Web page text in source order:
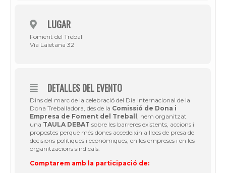
LUGAR
Foment del Treball
Via Laietana 32
DETALLES DEL EVENTO
Dins del marc de la celebració del Dia Internacional de la
Dona Treballadora, des de la Comissió de Dona i
Empresa de Foment del Treball , hem organitzat
una TAULA DEBAT sobre les barreres existents, accions i
propostes perquè més dones accedeixin a llocs de presa de
decisions polítiques i econòmiques, en les empreses i en les
organitzacions sindicals.
Comptarem amb la participació de: